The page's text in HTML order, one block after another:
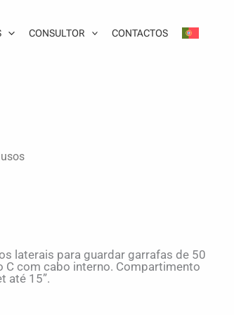
CONSULTOR CONTACTOS
laterais para guardar garrafas de 50
com cabo interno. Compartimento
até 15”.